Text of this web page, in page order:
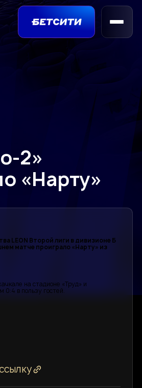
2»
«Нарту»
LEON Второй лиги в дивизионе Б
матче проиграло «Нарту» из
на стадионе «Труд» и
0:4 в пользу гостей.